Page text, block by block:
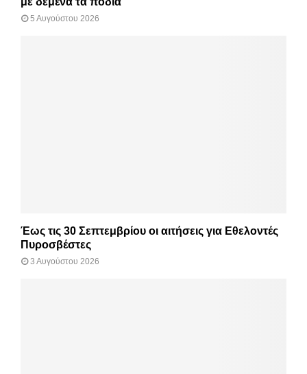
5 Αυγούστου 2026
Έως τις 30 Σεπτεμβρίου οι αιτήσεις για Εθελοντές
Πυροσβέστες
3 Αυγούστου 2026